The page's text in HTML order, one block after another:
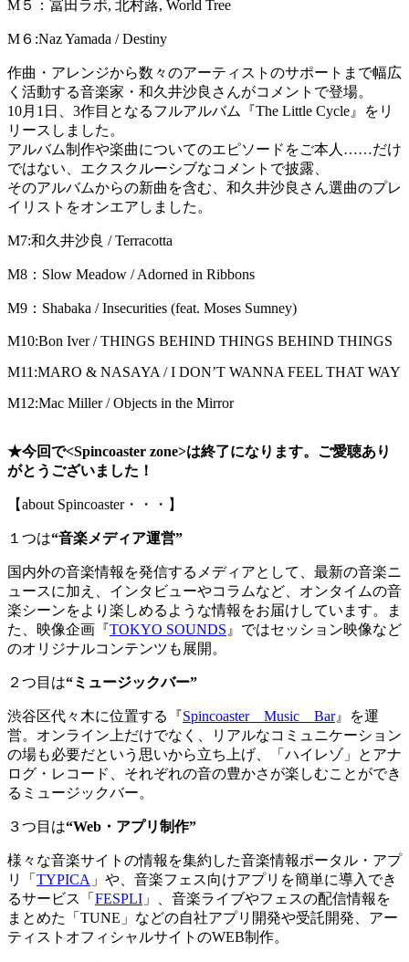
M５：冨田ラボ, 北村蕗, World Tree
M６:Naz Yamada / Destiny
作曲・アレンジから数々のアーティストのサポートまで幅広
く活動する音楽家・和久井沙良さんがコメントで登場。
10月1日、3作目となるフルアルバム『The Little Cycle』をリ
リースしました。
アルバム制作や楽曲についてのエピソードをご本人……だけ
ではない、エクスクルーシブなコメントで披露、
そのアルバムからの新曲を含む、和久井沙良さん選曲のプレ
イリストをオンエアしました。
M7:和久井沙良 / Terracotta
M8：Slow Meadow / Adorned in Ribbons
M9：Shabaka / Insecurities (feat. Moses Sumney)
M10:Bon Iver / THINGS BEHIND THINGS BEHIND THINGS
M11:MARO & NASAYA / I DON’T WANNA FEEL THAT WAY
M12:Mac Miller / Objects in the Mirror
★今回で<Spincoaster zone>は終了になります。ご愛聴あり
がとうございました！
【about Spincoaster・・・】
１つは“音楽メディア運営”
国内外の音楽情報を発信するメディアとして、最新の音楽ニ
ュースに加え、インタビューやコラムなど、オンタイムの音
楽シーンをより楽しめるような情報をお届けしています。ま
た、映像企画『TOKYO SOUNDS 』ではセッション映像など
のオリジナルコンテンツも展開。
２つ目は“ミュージックバー”
渋谷区代々木に位置する『Spincoaster Music Bar』を運
営。オンライン上だけでなく、リアルなコミュニケーション
の場も必要だという思いから立ち上げ、「ハイレゾ」とアナ
ログ・レコード、それぞれの音の豊かさが楽しむことができ
るミュージックバー。
３つ目は“Web・アプリ制作”
様々な音楽サイトの情報を集約した音楽情報ポータル・アプ
リ「 TYPICA 」や、音楽フェス向けアプリを簡単に導入でき
るサービス「 FESPLI 」、音楽ライブやフェスの配信情報を
まとめた「TUNE」などの自社アプリ開発や受託開発、アー
ティストオフィシャルサイトのWEB制作。